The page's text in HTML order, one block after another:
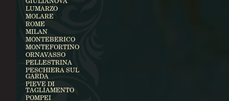
LUMARZO
MOLARE
ROME
MILAN
MONTEBERICO
MONTEFORTINO
ORNAVASSO
PELLESTRINA
PESCHIERA SUL
GARDA
PIEVE DI
TAGLIAMENTO
POMPEI